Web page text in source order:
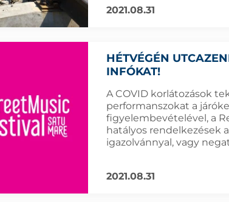
2021.08.31
HÉTVÉGÉN
INFÓKAT!
A COVID korlátozások
performanszokat a
figyelembevételével, a
hatályos rendelkezések
igazolvánnyal, vagy
2021.08.31